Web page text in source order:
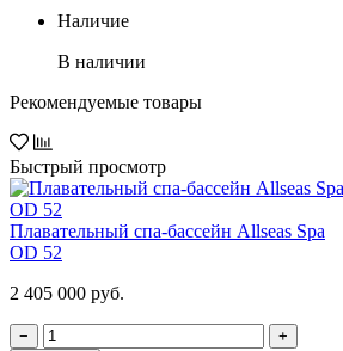
Наличие
В наличии
Рекомендуемые товары
Быстрый просмотр
Плавательный спа-бассейн Allseas Spa
OD 52
2 405 000 руб.
−
+